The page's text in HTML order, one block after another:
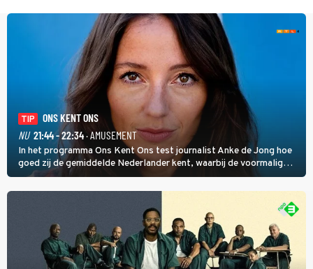
TIP
ONS KENT ONS
NU 21:44 - 22:34· AMUSEMENT
In het programma Ons Kent Ons test journalist Anke de Jong hoe
goed zij de gemiddelde Nederlander kent, waarbij de voormalig
hoofdredacteur van modebladen Glamour en Elle het samen met
rapper Keizer opneemt tegen Edson da Graça en Marc-Marie